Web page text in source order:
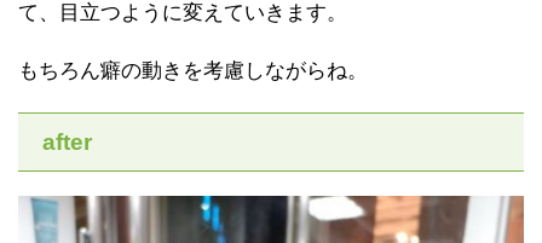
て、目立つように変えていきます。
もちろん癖の動きを考慮しながらね。
after